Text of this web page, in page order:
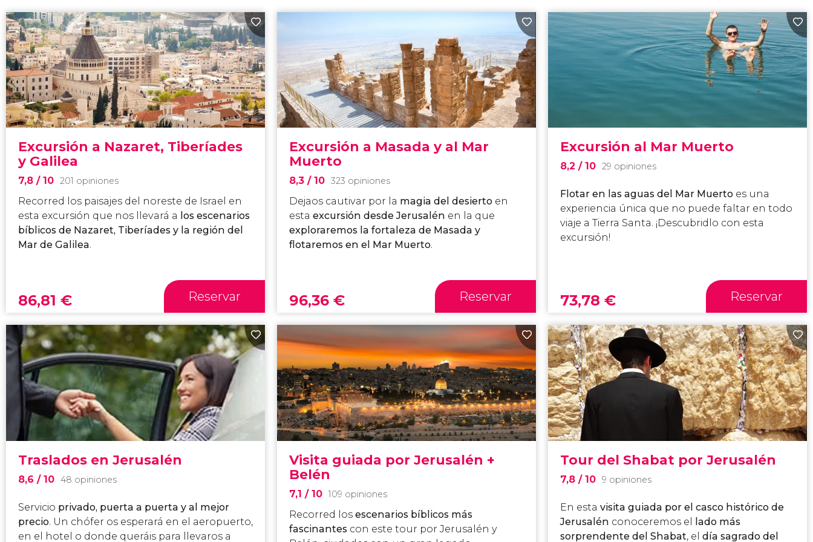
Excursión a Nazaret, Tiberíades
y Galilea
7,8/ 10 201 opiniones
Recorred los paisajes del noreste de Israel en
esta excursión que nos llevará a los escenarios
bíblicos de Nazaret, Tiberíades y la región del
Mar de Galilea.
86,81€ Reservar
Excursión a Masada y al Mar
Muerto
8,3 / 10 323 opiniones
Dejaos cautivar por la magia del desierto en
esta excursión desde Jerusalén en la que
exploraremos la fortaleza de Masada y
flotaremos en el Mar Muerto.
96,36 € Reservar
Excursión al Mar Muerto
8,2 / 10 29 opiniones
Flotar en las aguas del Mar Muertoes una
experiencia única que no puede faltar en todo
viaje a Tierra Santa. ¡Descubridlo con esta
excursión!
73,78 € Reservar
Traslados en Jerusalén
8,6/ 10 48 opiniones
Servicio privado, puerta a puerta y al mejor
precio. Un chófer os esperará en el aeropuerto,
en el hotel o donde queráis para llevaros a
Visita guiada por Jerusalén +
Belén
7,1 / 10 109 opiniones
Recorred los escenarios bíblicos más
fascinantes con este tour por Jerusalén y
Tour del Shabat por Jerusalén
7,8 / 10 9 opiniones
En esta visita guiada por el casco histórico de
Jerusalén conoceremos el
lado más
sorprendente del Shabat, el día sagrado del